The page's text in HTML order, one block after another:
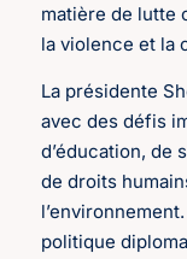
matière de lutte
la violence et la
La présidente
avec des défis
d’éducation, de
de droits
politique